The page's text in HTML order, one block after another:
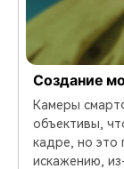
Создание
Камеры
объективы,
кадре, но это
искажению,